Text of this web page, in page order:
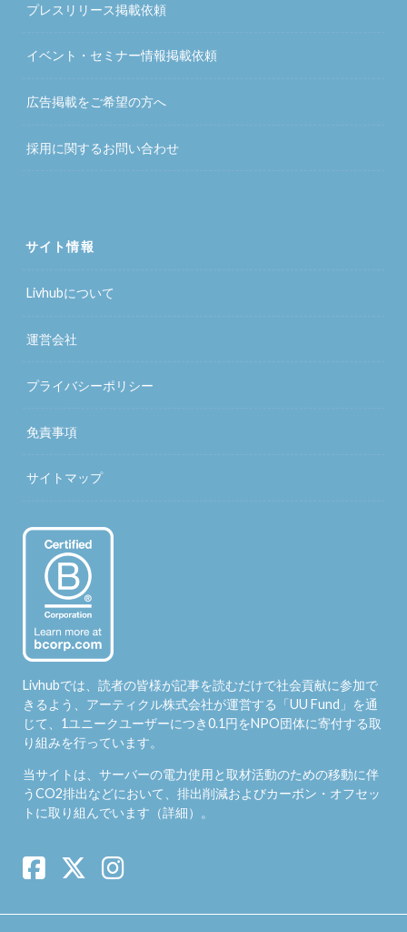
プレスリリース掲載依頼
イベント・セミナー情報掲載依頼
広告掲載をご希望の方へ
採用に関するお問い合わせ
サイト情報
Livhubについて
運営会社
プライバシーポリシー
免責事項
サイトマップ
Livhubでは、読者の皆様が記事を読むだけで社会貢献に参加で
きるよう、アーティクル株式会社が運営する「UU Fund 」を通
じて、1ユニークユーザーにつき0.1円をNPO団体に寄付する取
り組みを行っています。
当サイトは、サーバーの電力使用と取材活動のための移動に伴
うCO2排出などにおいて、排出削減およびカーボン・オフセッ
トに取り組んでいます（詳細）。